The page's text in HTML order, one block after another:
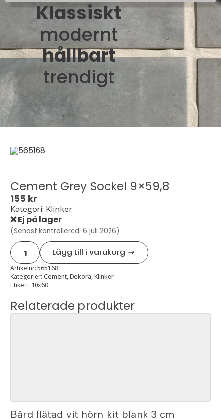
Klassiskt
modernt
hållbart
trendigt
Cement Grey Sockel 9×59,8
155 kr
Kategori: Klinker
❌ Ej på lager
(Senast kontrollerad: 6 juli 2026)
Cement
grey
sockel
9x59,8
mängd
Lägg till i varukorg
Artikelnr:565168
Kategorier:Cement,Dekora,Klinker
Etikett: 10x60
Relaterade produkter
Bård flätad vit hörn kit blank 3 cm